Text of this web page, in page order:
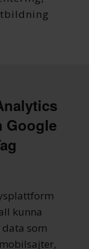
Google
kunna
som